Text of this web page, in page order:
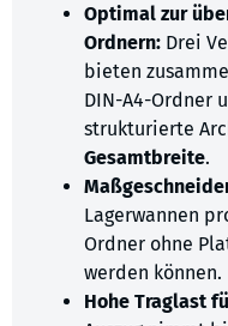
Optimal zur
Ordnern: Drei
bieten
DIN-A4-Ordner
strukturierte
Gesamtbreite.
Lagerwannen
Ordner ohne
werden können.
Hohe Traglast